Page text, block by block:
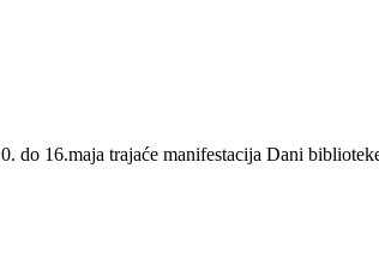
do 16.maja trajaće manifestacija Dani